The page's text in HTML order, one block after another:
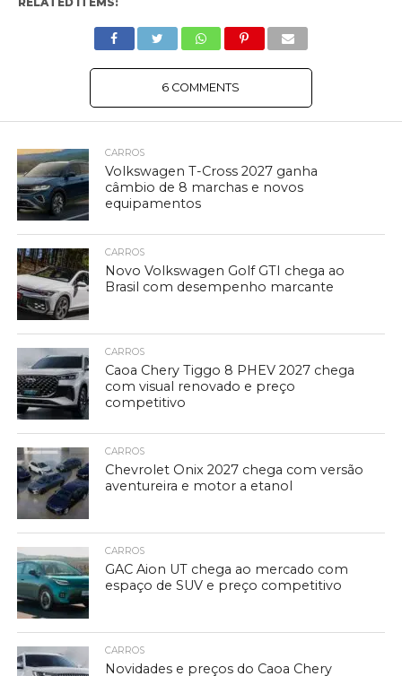
6 COMMENTS
CARROS
Volkswagen T-Cross 2027 ganha
câmbio de 8 marchas e novos
equipamentos
CARROS
Novo Volkswagen Golf GTI chega ao
Brasil com desempenho marcante
CARROS
Caoa Chery Tiggo 8 PHEV 2027 chega
com visual renovado e preço
competitivo
CARROS
Chevrolet Onix 2027 chega com versão
aventureira e motor a etanol
CARROS
GAC Aion UT chega ao mercado com
espaço de SUV e preço competitivo
CARROS
Novidades e preços do Caoa Chery